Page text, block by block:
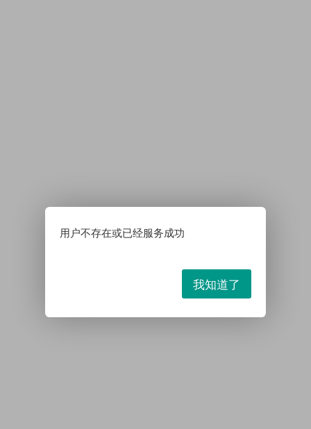
用户不存在或已经服务成功
我知道了